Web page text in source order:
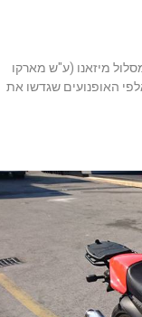
באירוע יום הולדת ה- 90 של דוקאטי במסלול מיזאנו (ע"ש מארקו
האופנועים שגדשו את